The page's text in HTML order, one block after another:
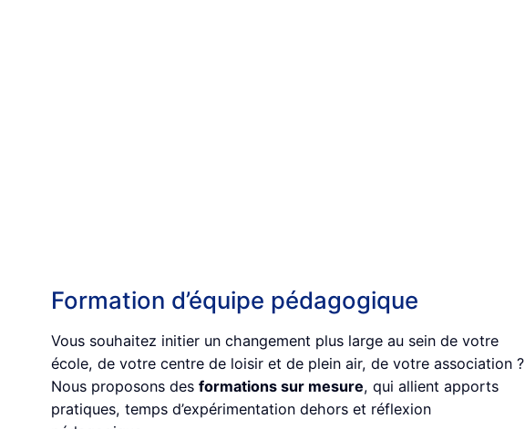
Formation d’équipe pédagogique
Vous souhaitez initier un changement plus large au sein de votre
école, de votre centre de loisir et de plein air, de votre association ?
Nous proposons des formations sur mesure, qui allient apports
pratiques, temps d’expérimentation dehors et réflexion